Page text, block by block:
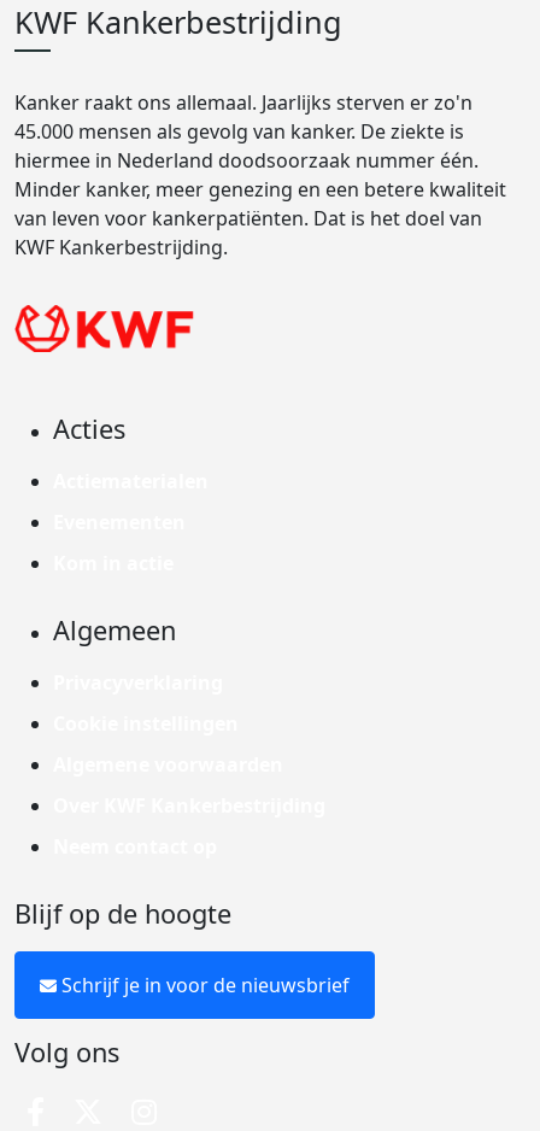
KWF Kankerbestrijding
Kanker raakt ons allemaal. Jaarlijks sterven er zo'n
45.000 mensen als gevolg van kanker. De ziekte is
hiermee in Nederland doodsoorzaak nummer één.
Minder kanker, meer genezing en een betere kwaliteit
van leven voor kankerpatiënten. Dat is het doel van
KWF Kankerbestrijding.
Acties
Algemeen
Blijf op de hoogte
Schrijf je in voor de nieuwsbrief
Volg ons